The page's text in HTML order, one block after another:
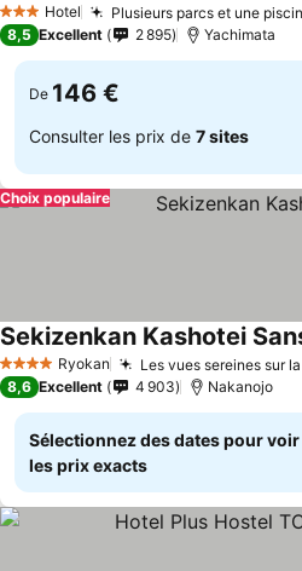
3 ÉtoilesHotel Plusieurs parcs et une
8,5 Excellent 2 895 Yachimata
De 146 €
Consulter les prix de 7 sites
Choix populaire
4 Étoiles Ryokan Les vues sereines sur
Sekizenkan Kashotei
8,6 Excellent 4 903 Nakanojo
Sélectionnez des dates pour voir
les prix exacts